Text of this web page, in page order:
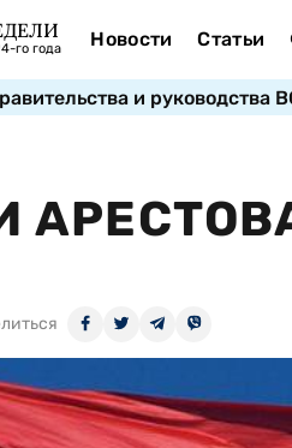
го года Новости Статьи
и руководства